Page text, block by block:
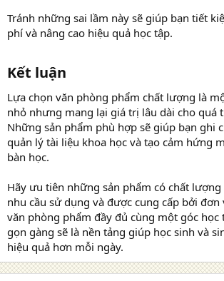
Tránh những sai lầm này sẽ giúp bạn tiết
phí và nâng cao hiệu quả học tập.
Kết luận​
Lựa chọn văn phòng phẩm chất lượng là
nhỏ nhưng mang lại giá trị lâu dài cho quá
Những sản phẩm phù hợp sẽ giúp bạn ghi
quản lý tài liệu khoa học và tạo cảm hứng
bàn học.
Hãy ưu tiên những sản phẩm có chất
nhu cầu sử dụng và được cung cấp bởi
văn phòng phẩm đầy đủ cùng một góc học
gọn gàng sẽ là nền tảng giúp học sinh và
hiệu quả hơn mỗi ngày.